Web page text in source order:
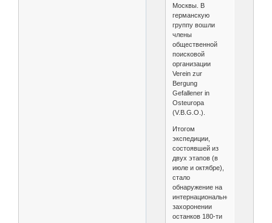
Москвы. В
германскую
группу вошли
члены
общественной
поисковой
организации
Verein zur
Bergung
Gefallener in
Osteuropa
(V.B.G.O.).
Итогом
экспедиции,
состоявшей из
двух этапов (в
июле и октябре),
стало
обнаружение на
интернациональном
захоронении
останков 180-ти